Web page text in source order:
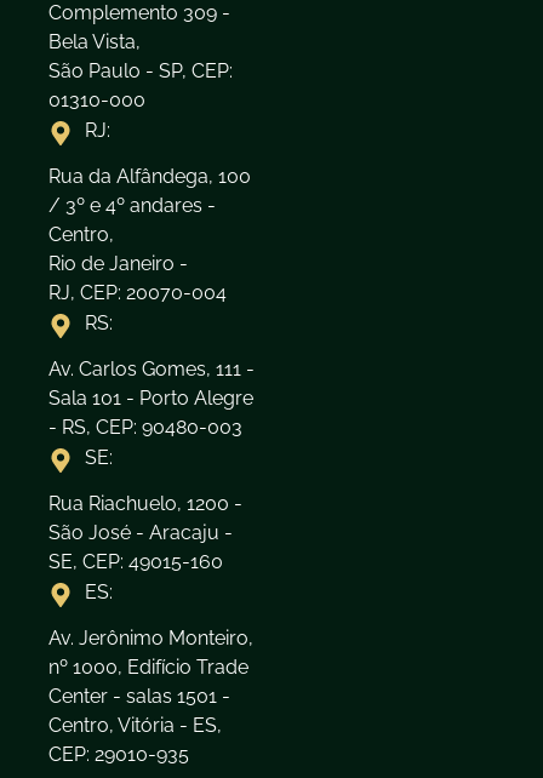
Complemento 309 -
Bela Vista,
São Paulo - SP, CEP:
01310-000
RJ:
Rua da Alfândega, 100
/ 3º e 4º andares -
Centro,
Rio de Janeiro -
RJ, CEP: 20070-004
RS:
Av. Carlos Gomes, 111 -
Sala 101 - Porto Alegre
- RS, CEP: 90480-003
SE:
Rua Riachuelo, 1200 -
São José - Aracaju -
SE, CEP: 49015-160
ES:
Av. Jerônimo Monteiro,
nº 1000, Edifício Trade
Center - salas 1501 -
Centro, Vitória - ES,
CEP: 29010-935